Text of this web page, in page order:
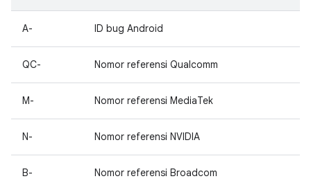
A- ID bug Android
QC- Nomor referensi Qualcomm
M- Nomor referensi MediaTek
N- Nomor referensi NVIDIA
B- Nomor referensi Broadcom